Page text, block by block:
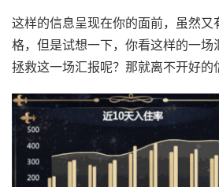
这样的信息呈现在你的面前，虽然又
格，但是试想一下，你看这样的一场
拯救这一场汇报呢？那就离不开好的